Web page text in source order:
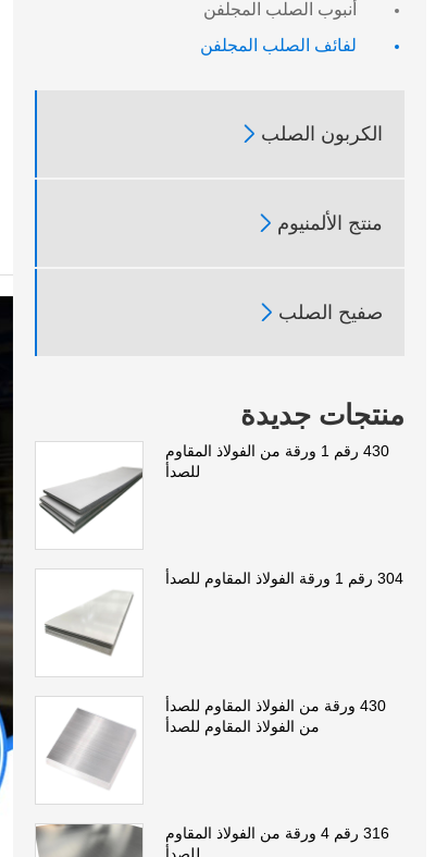
أنبوب الصلب المجلفن
لفائف الصلب المجلفن
الكربون الصلب 
منتج الألمنيوم 
صفيح الصلب 
منتجات جديدة
430 رقم 1 ورقة من الفولاذ المقاوم
للصدأ
304 رقم 1 ورقة الفولاذ المقاوم للصدأ
430 ورقة من الفولاذ المقاوم للصدأ
من الفولاذ المقاوم للصدأ
316 رقم 4 ورقة من الفولاذ المقاوم